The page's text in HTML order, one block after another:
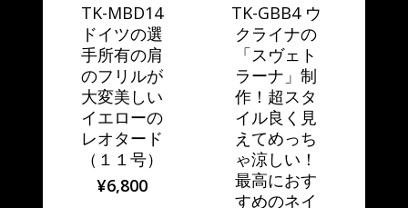
TK-MBD14
ドイツの選
手所有の肩
のフリルが
大変美しい
イエローの
レオタード
（１１号）
¥6,800
TK-GBB4 ウ
クライナの
「スヴェト
ラーナ」制
作！超スタ
イル良く見
えてめっち
ゃ涼しい！
最高におす
すめのネイ